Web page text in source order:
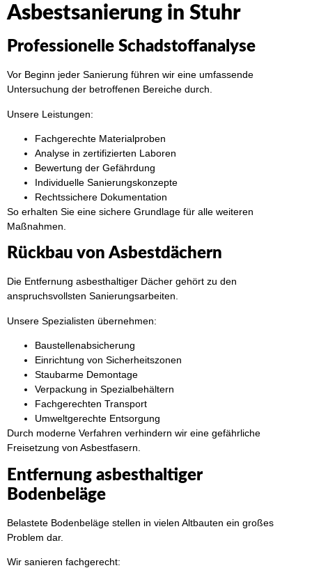
Asbestsanierung in Stuhr
Professionelle Schadstoffanalyse
Vor Beginn jeder Sanierung führen wir eine umfassende
Untersuchung der betroffenen Bereiche durch.
Unsere Leistungen:
Fachgerechte Materialproben
Analyse in zertifizierten Laboren
Bewertung der Gefährdung
Individuelle Sanierungskonzepte
Rechtssichere Dokumentation
So erhalten Sie eine sichere Grundlage für alle weiteren
Maßnahmen.
Rückbau von Asbestdächern
Die Entfernung asbesthaltiger Dächer gehört zu den
anspruchsvollsten Sanierungsarbeiten.
Unsere Spezialisten übernehmen:
Baustellenabsicherung
Einrichtung von Sicherheitszonen
Staubarme Demontage
Verpackung in Spezialbehältern
Fachgerechten Transport
Umweltgerechte Entsorgung
Durch moderne Verfahren verhindern wir eine gefährliche
Freisetzung von Asbestfasern.
Entfernung asbesthaltiger
Bodenbeläge
Belastete Bodenbeläge stellen in vielen Altbauten ein großes
Problem dar.
Wir sanieren fachgerecht: